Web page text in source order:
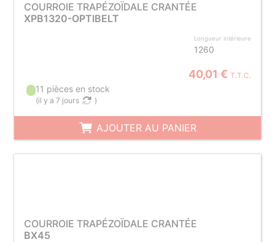
COURROIE TRAPÉZOÏDALE CRANTÉE
XPB1320-OPTIBELT
Longueur intérieure
1260
40,01 € T.T.C.
11 pièces en stock
(il y a 7 jours )
AJOUTER AU PANIER
COURROIE TRAPÉZOÏDALE CRANTÉE
BX45